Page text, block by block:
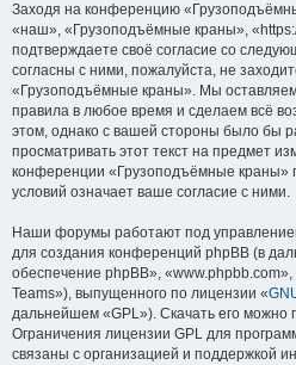
Заходя на конференцию
«наш», «Грузоподъёмные краны»,
подтверждаете своё согласие со
согласны с ними, пожалуйста, не
«Грузоподъёмные краны». Мы
правила в любое время и сделаем всё
этом, однако с вашей стороны было бы
просматривать этот текст на предмет
конференции «Грузоподъёмные краны»
условий означает ваше согласие с ними.
Наши форумы работают под
для создания конференций phpBB (в
обеспечение phpBB»,
Teams»), выпущенного по лицензии «
дальнейшем «GPL»). Скачать его можно
Ограничения лицензии GPL для
связаны с организацией и поддержкой